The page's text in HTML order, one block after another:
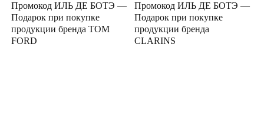
Промокод ИЛЬ ДЕ БОТЭ —
Подарок при покупке
продукции бренда TOM
FORD
Промокод ИЛЬ ДЕ БОТЭ —
Подарок при покупке
продукции бренда
CLARINS